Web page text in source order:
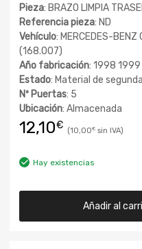
Pieza: BRAZO LIMPIA
Referencia pieza: ND
Vehículo: MERCEDES-BENZ
(168.007)
Año fabricación: 1998
Estado: Material de
Nº Puertas: 5
Ubicación: Almacenada
12,10€ 10,00€
Hay existencias
Añadir al